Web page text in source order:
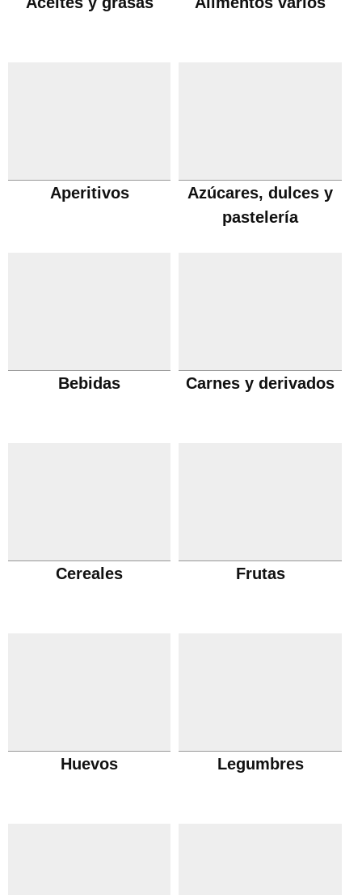
Aperitivos
Azúcares, dulces y
pastelería
Bebidas Carnes y derivados
Cereales Frutas
Huevos Legumbres